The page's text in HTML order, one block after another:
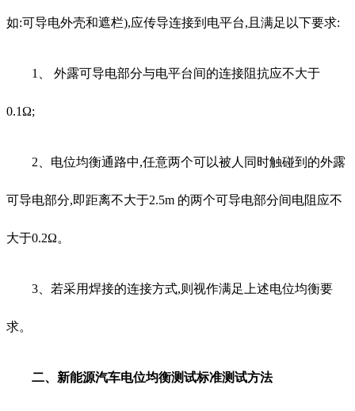
如:可导电外壳和遮栏),应传导连接到电平台,且满足以下要求:
1、 外露可导电部分与电平台间的连接阻抗应不大于
0.1Ω;
2、电位均衡通路中,任意两个可以被人同时触碰到的外露
可导电部分,即距离不大于2.5m 的两个可导电部分间电阻应不
大于0.2Ω。
3、若采用焊接的连接方式,则视作满足上述电位均衡要
求。
二、新能源汽车电位均衡测试标准测试方法